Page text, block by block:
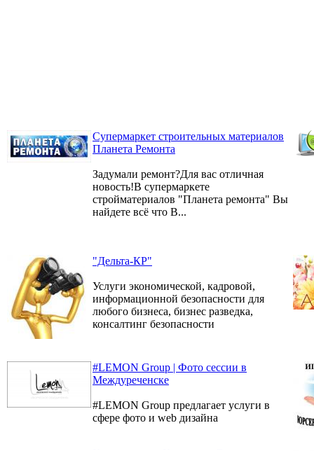
Супермаркет строительных материалов
Планета Ремонта
Задумали ремонт?Для вас отличная
новость!В супермаркете
стройматериалов "Планета ремонта" Вы
найдете всё что В...
"Дельта-КР"
Услуги экономической, кадровой,
информационной безопасности для
любого бизнеса, бизнес разведка,
консалтинг безопасности
#LEMON Group | Фото сессии в
Междуреченске
#LEMON Group предлагает услуги в
сфере фото и web дизайна